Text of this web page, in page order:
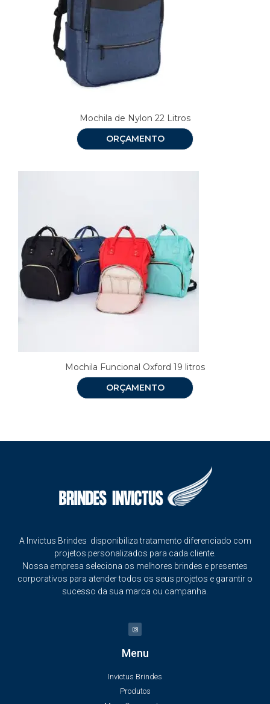
Mochila de Nylon 22 Litros
ORÇAMENTO
Mochila Funcional Oxford 19 litros
ORÇAMENTO
A Invictus Brindes disponibiliza tratamento diferenciado com
projetos personalizados para cada cliente.
Nossa empresa seleciona os melhores brindes e presentes
corporativos para atender todos os seus projetos e garantir o
sucesso da sua marca ou campanha.
Menu
Invictus Brindes
Produtos